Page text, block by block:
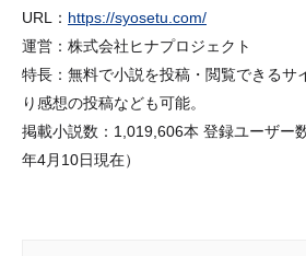
URL： https://syosetu.com/
運営：株式会社ヒナプロジェクト
特長：無料で小説を投稿・閲覧できるサ
り感想の投稿なども可能。
掲載小説数：1,019,606本 登録ユーザー
年4月10日現在）